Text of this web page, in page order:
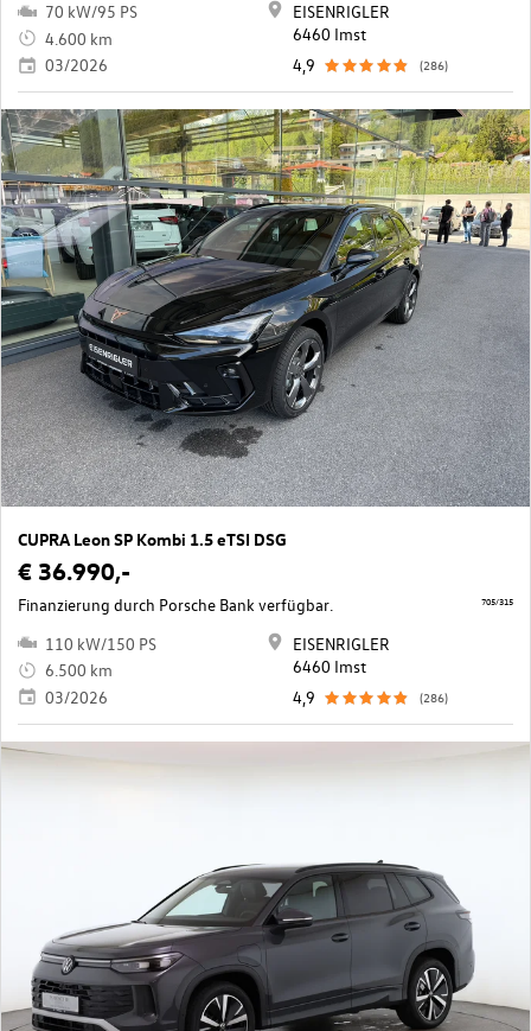
70 kW/95 PS
4.600 km
03/2026
EISENRIGLER
6460 Imst
4,9
(286)
CUPRA Leon SP Kombi 1.5 eTSI DSG
€ 36.990,-
Finanzierung durch Porsche Bank verfügbar.
110 kW/150 PS
6.500 km
03/2026
EISENRIGLER
6460 Imst
4,9
(286)
705/315